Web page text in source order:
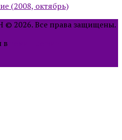
(2008, октябрь)
2026. Все права защищены.
в